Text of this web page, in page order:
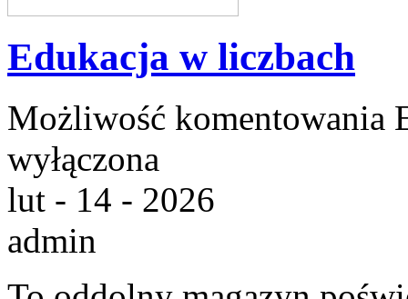
Edukacja w liczbach
Możliwość komentowania
wyłączona
lut - 14 - 2026
admin